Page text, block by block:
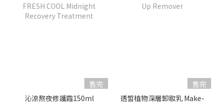
售完
沁涼熬夜修護霜150ml
售完
透皙植物深層卸妝乳 Make-